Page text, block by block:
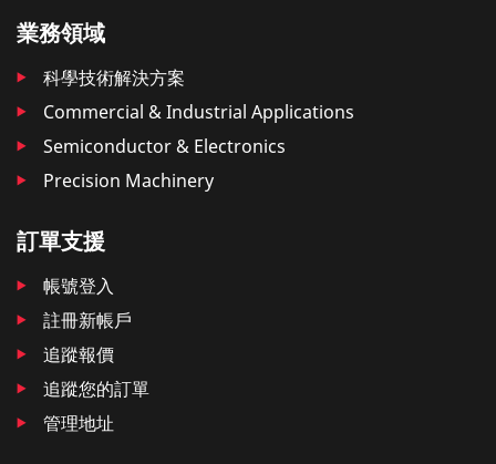
業務領域
科學技術解決方案
Commercial & Industrial Applications
Semiconductor & Electronics
Precision Machinery
訂單支援
帳號登入
註冊新帳戶
追蹤報價
追蹤您的訂單
管理地址